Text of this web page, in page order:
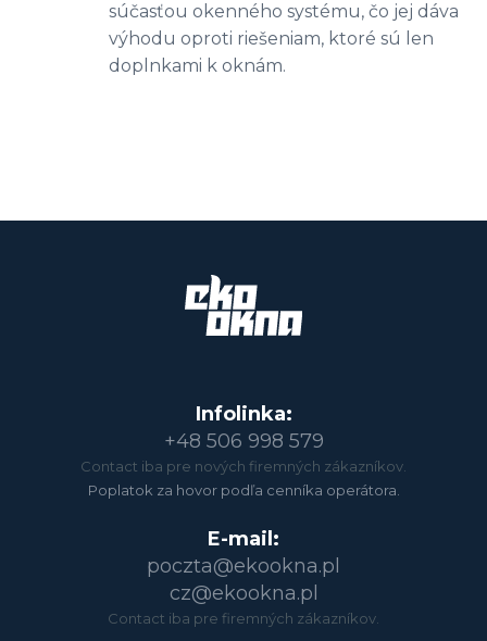
súčasťou okenného systému, čo jej dáva
výhodu oproti riešeniam, ktoré sú len
doplnkami k oknám.
Infolinka:
+48 506 998 579
Contact iba pre nových firemných zákazníkov.
Poplatok za hovor podľa cenníka operátora.
E-mail:
poczta@ekookna.pl
cz@ekookna.pl
Contact iba pre firemných zákazníkov.